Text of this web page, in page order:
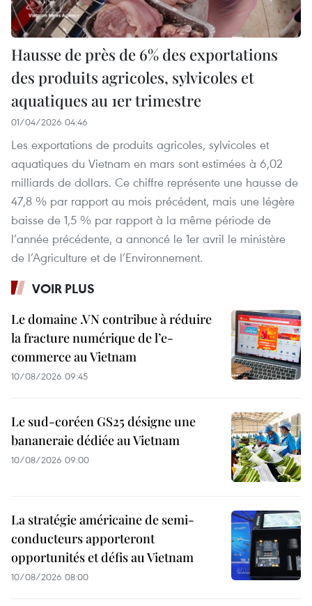
Hausse de près de 6% des exportations
des produits agricoles, sylvicoles et
aquatiques au 1er trimestre
01/04/2026 04:46
Les exportations de produits agricoles, sylvicoles et
aquatiques du Vietnam en mars sont estimées à 6,02
milliards de dollars. Ce chiffre représente une hausse de
47,8 % par rapport au mois précédent, mais une légère
baisse de 1,5 % par rapport à la même période de
l’année précédente, a annoncé le 1er avril le ministère
de l’Agriculture et de l’Environnement.
VOIR PLUS
Le domaine .VN contribue à réduire
la fracture numérique de l’e-
commerce au Vietnam
10/08/2026 09:45
Le sud-coréen GS25 désigne une
bananeraie dédiée au Vietnam
10/08/2026 09:00
La stratégie américaine de semi-
conducteurs apporteront
opportunités et défis au Vietnam
10/08/2026 08:00